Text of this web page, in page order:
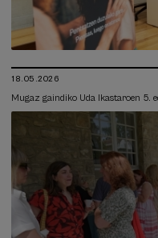
18.05.2026
Mugaz gaindiko Uda Ikastaroen 5.